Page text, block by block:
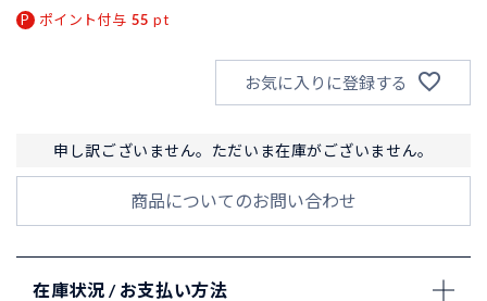
ポイント付与 55 pt
お気に入りに登録する
申し訳ございません。ただいま在庫がございません。
商品についてのお問い合わせ
在庫状況 / お支払い方法